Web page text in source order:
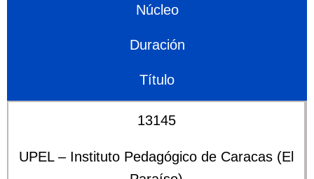
Núcleo
Duración
Título
13145
UPEL – Instituto Pedagógico de Caracas (El